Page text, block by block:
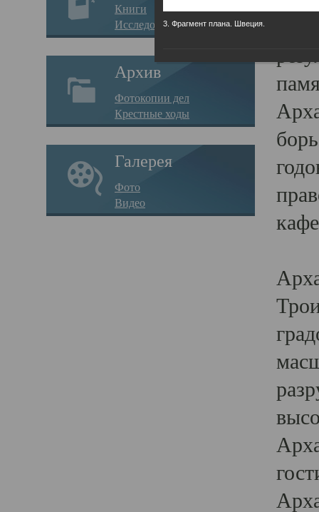
Книги
Исследования
Архив
Фотокопии дел
Крестные ходы
Галерея
Фото
Видео
3. Фрагмент плана. Швеция.